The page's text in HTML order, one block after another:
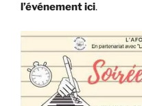
l’événement ici.